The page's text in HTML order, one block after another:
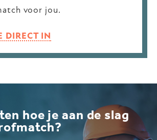
voor jou.
DIRECT IN
hoe je aan de slag